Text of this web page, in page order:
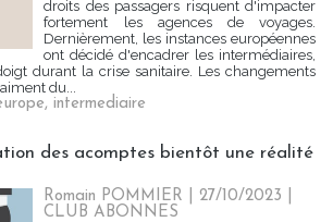
droits des passagers risquent d'impacter
fortement les agences de voyages.
Dernièrement, les instances européennes
ont décidé d'encadrer les intermédiaires,
durant la crise sanitaire. Les changements
du...
, intermediaire
des acomptes bientôt une réalité
Romain POMMIER | 27/10/2023
CLUB ABONNES